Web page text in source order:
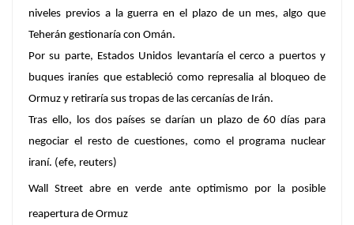
niveles previos a la guerra en el plazo de un mes, algo que
Teherán gestionaría con Omán.
Por su parte, Estados Unidos levantaría el cerco a puertos y
buques iraníes que estableció como represalia al bloqueo de
Ormuz y retiraría sus tropas de las cercanías de Irán.
Tras ello, los dos países se darían un plazo de 60 días para
negociar el resto de cuestiones, como el programa nuclear
iraní. (efe, reuters)
Wall Street abre en verde ante optimismo por la posible
reapertura de Ormuz